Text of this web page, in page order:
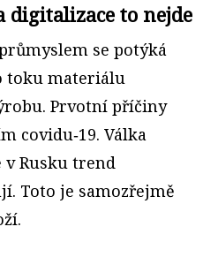
digitalizace to nejde
se potýká
toku materiálu
Prvotní příčiny
covidu‑19. Válka
v Rusku trend
Toto je samozřejmě